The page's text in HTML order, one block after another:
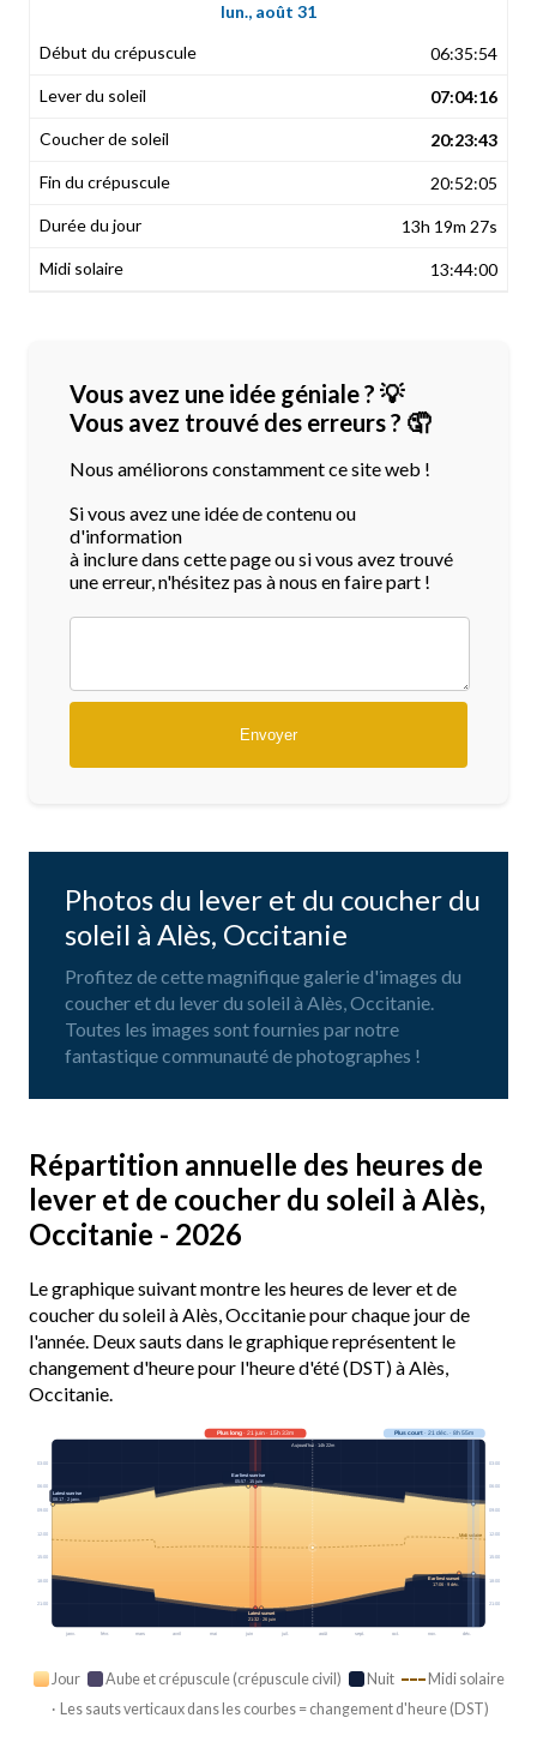
lun., août 31
06:35:54
07:04:16
20:23:43
20:52:05
13h 19m 27s
13:44:00
Vous avez une idée géniale ? 💡
Vous avez trouvé des erreurs ? 🤦
Nous améliorons constamment ce site web !
Si vous avez une idée de contenu ou
d'information
à inclure dans cette page ou si vous avez trouvé
une erreur, n'hésitez pas à nous en faire part !
Photos du lever et du coucher du
soleil à Alès, Occitanie
Profitez de cette magnifique galerie d'images du
coucher et du lever du soleil à Alès, Occitanie.
Toutes les images sont fournies par notre
fantastique communauté de photographes !
Répartition annuelle des heures de
lever et de coucher du soleil à Alès,
Occitanie - 2026
Le graphique suivant montre les heures de lever et de
coucher du soleil à Alès, Occitanie pour chaque jour de
l'année. Deux sauts dans le graphique représentent le
changement d'heure pour l'heure d'été (DST) à Alès,
Occitanie.
janv. févr. mars avril mai juin juil. août sept. oct. nov. déc.
Midi solaire
03:00 03:00
06:00 06:00
09:00 09:00
12:00 12:00
15:00 15:00
18:00 18:00
21:00 21:00
Plus long· 21 juin · 15h 33m Plus court· 21 déc. · 8h 55m
Aujourd’hui · 14h 22m
Earliest sunrise
05:57 · 15 juin
Latest sunrise
08:17 · 2 janv.
Earliest sunset
17:06 · 9 déc.
Latest sunset
21:32 · 26 juin
Jour Aube et crépuscule (crépuscule civil) Nuit
Midi solaire
· Les sauts verticaux dans les courbes = changement d'heure (DST)